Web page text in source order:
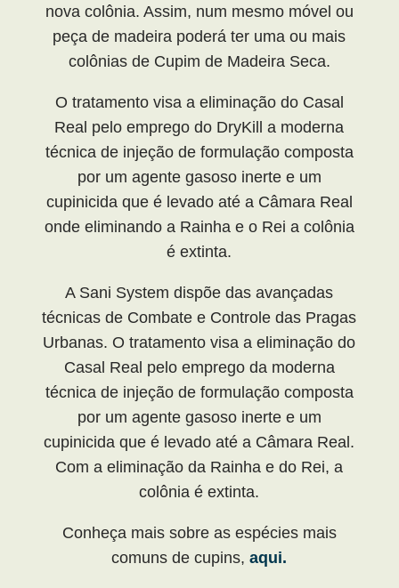
nova colônia. Assim, num mesmo móvel ou
peça de madeira poderá ter uma ou mais
colônias de Cupim de Madeira Seca.
O tratamento visa a eliminação do Casal
Real pelo emprego do DryKill a moderna
técnica de injeção de formulação composta
por um agente gasoso inerte e um
cupinicida que é levado até a Câmara Real
onde eliminando a Rainha e o Rei a colônia
é extinta.
A Sani System dispõe das avançadas
técnicas de Combate e Controle das Pragas
Urbanas. O tratamento visa a eliminação do
Casal Real pelo emprego da moderna
técnica de injeção de formulação composta
por um agente gasoso inerte e um
cupinicida que é levado até a Câmara Real.
Com a eliminação da Rainha e do Rei, a
colônia é extinta.
Conheça mais sobre as espécies mais
comuns de cupins,aqui.